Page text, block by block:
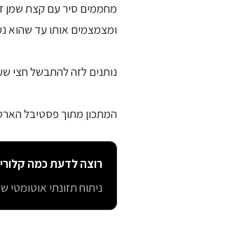
מחממים סיר עם קצת שמן
ומצמצמים אותו עד שהוא
נותנים לזה להתבשל חצי
המתכון מתוך פסטיבל
רוצה לדעת כמה
ניתוח תזונתי אוטומטי